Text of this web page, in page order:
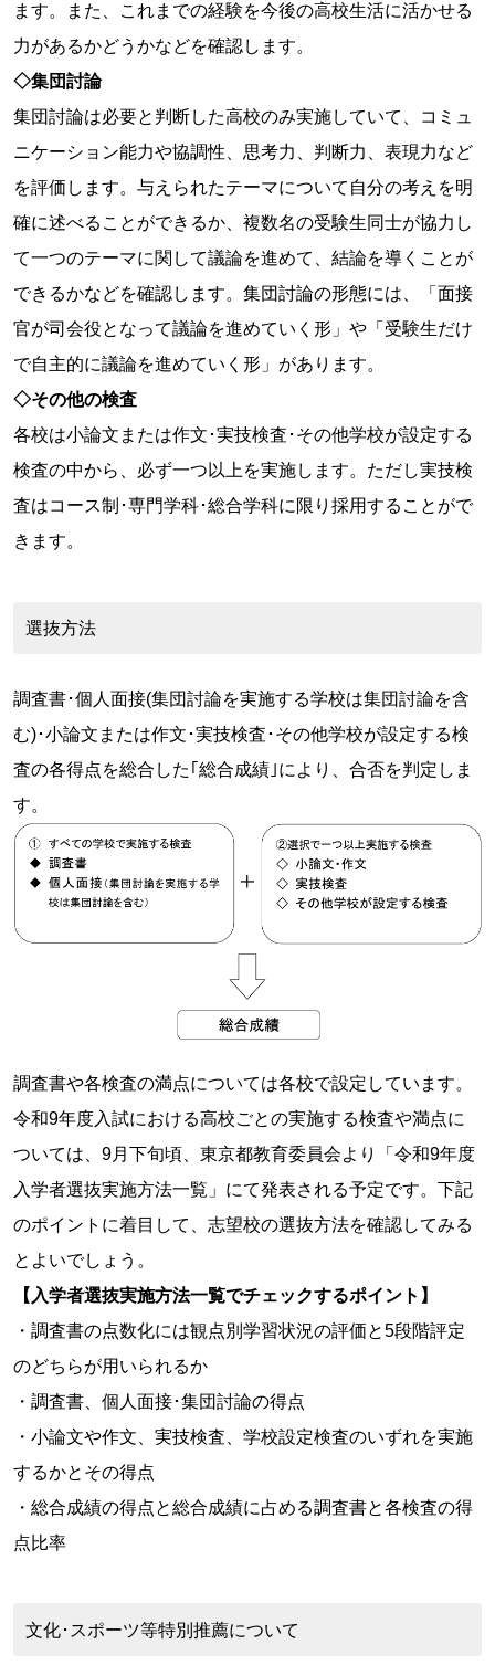
ます。また、これまでの経験を今後の高校生活に活かせる
力があるかどうかなどを確認します。
◇集団討論
集団討論は必要と判断した高校のみ実施していて、コミュ
ニケーション能力や協調性、思考力、判断力、表現力など
を評価します。与えられたテーマについて自分の考えを明
確に述べることができるか、複数名の受験生同士が協力し
て一つのテーマに関して議論を進めて、結論を導くことが
できるかなどを確認します。集団討論の形態には、「面接
官が司会役となって議論を進めていく形」や「受験生だけ
で自主的に議論を進めていく形」があります。
◇その他の検査
各校は小論文または作文･実技検査･その他学校が設定する
検査の中から、必ず一つ以上を実施します。ただし実技検
査はコース制･専門学科･総合学科に限り採用することがで
きます。
選抜方法
調査書･個人面接(集団討論を実施する学校は集団討論を含
む)･小論文または作文･実技検査･その他学校が設定する検
査の各得点を総合した｢総合成績｣により、合否を判定しま
す。
調査書や各検査の満点については各校で設定しています。
令和9年度入試における高校ごとの実施する検査や満点に
ついては、9月下旬頃、東京都教育委員会より「令和9年度
入学者選抜実施方法一覧」にて発表される予定です。下記
のポイントに着目して、志望校の選抜方法を確認してみる
とよいでしょう。
【入学者選抜実施方法一覧でチェックするポイント】
・調査書の点数化には観点別学習状況の評価と5段階評定
のどちらが用いられるか
・調査書、個人面接･集団討論の得点
・小論文や作文、実技検査、学校設定検査のいずれを実施
するかとその得点
・総合成績の得点と総合成績に占める調査書と各検査の得
点比率
文化･スポーツ等特別推薦について